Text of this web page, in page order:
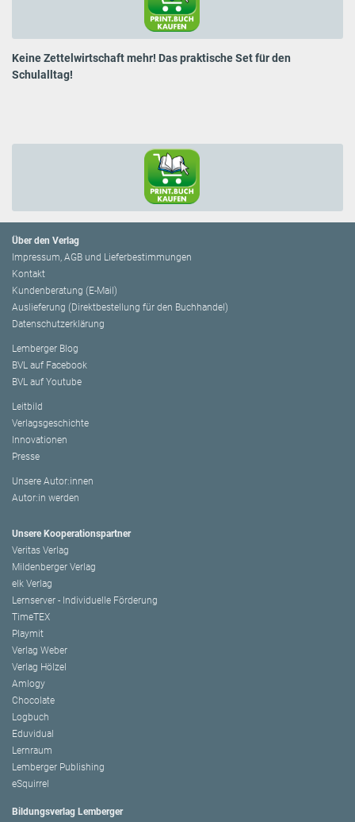
Keine Zettelwirtschaft mehr! Das praktische Set für den
Schulalltag!
Über den Verlag
Impressum, AGB und Lieferbestimmungen
Kontakt
Kundenberatung (E-Mail)
Auslieferung (Direktbestellung für den Buchhandel)
Datenschutzerklärung
Lemberger Blog
BVL auf Facebook
BVL auf Youtube
Leitbild
Verlagsgeschichte
Innovationen
Presse
Unsere Autor:innen
Autor:in werden
Unsere Kooperationspartner
Veritas Verlag
Mildenberger Verlag
elk Verlag
Lernserver - Individuelle Förderung
TimeTEX
Playmit
Verlag Weber
Verlag Hölzel
Amlogy
Chocolate
Logbuch
Eduvidual
Lernraum
Lemberger Publishing
eSquirrel
Bildungsverlag Lemberger